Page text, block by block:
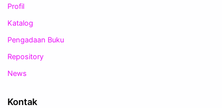
Profil
Katalog
Pengadaan Buku
Repository
News
Kontak